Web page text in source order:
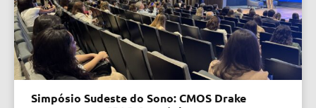
Simpósio Sudeste do Sono: CMOS Drake